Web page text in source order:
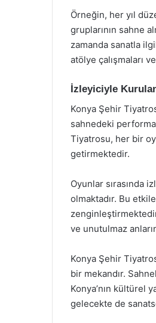
Örneğin, her yıl
gruplarının sahne
zamanda sanatla
atölye çalışmaları
İzleyiciyle
Konya Şehir
sahnedeki
Tiyatrosu, her bir
getirmektedir.
Oyunlar sırasında
olmaktadır. Bu
ve unutulmaz
Konya Şehir
bir mekandır.
Konya’nın kültürel
gelecekte de